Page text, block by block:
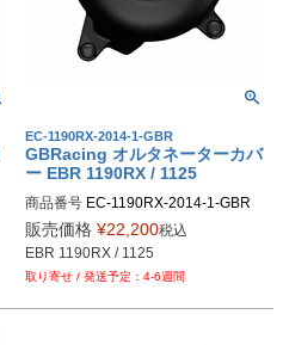
EC-1190RX-2014-1-GBR
GBRacing オルタネーターカバ
ー EBR 1190RX / 1125
商品番号 EC-1190RX-2014-1-GBR
gbr_EC-1190RX-2014-1-GBR
販売価格 ¥22,200税込
EBR 1190RX / 1125
4-6週間